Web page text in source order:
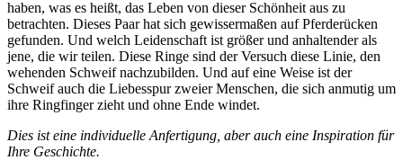
haben, was es heißt, das Leben von dieser Schönheit aus zu
betrachten. Dieses Paar hat sich gewissermaßen auf Pferderücken
gefunden. Und welch Leidenschaft ist größer und anhaltender als
jene, die wir teilen. Diese Ringe sind der Versuch diese Linie, den
wehenden Schweif nachzubilden. Und auf eine Weise ist der
Schweif auch die Liebesspur zweier Menschen, die sich anmutig um
ihre Ringfinger zieht und ohne Ende windet.
Dies ist eine individuelle Anfertigung, aber auch eine Inspiration für
Ihre Geschichte.